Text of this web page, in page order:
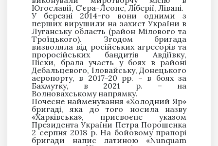
Югославії, С’єра-Леоне, Ліберії, Лівані.
У березні 2014-го вони одними з
перших вирушили на захист України в
Луганську область (район Мілового та
Троїцького). Згодом бригада
визволяла від російських агресорів та
проросійських бандитів Авдіївку,
Піски, брала участь у боях в районі
Дебальцевого, Іловайську, Донецького
аеропорту, в 2017-20 рр. – в боях за
Бахмутку, в 2021 р. – на
Волновахському напрямку.
Почесне найменування «Холодний Яр»
бригаді, яка до того носила назву
«Харківська», присвоєне указом
Президента України Петра Порошенка
2 серпня 2018 р. На бойовому прапорі
бригади напис латиною «Nunquam